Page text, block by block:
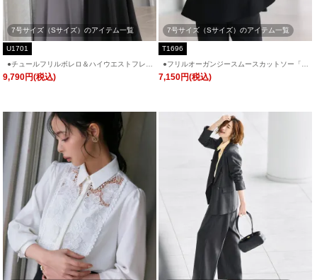
7号サイズ（Sサイズ）のアイテム一覧
U1701
●チュールフリルボレロ＆ハイウエストフレア
ドレス「U1701」/ 結婚式・披露宴・二次会
9,790円(税込)
7号サイズ（Sサイズ）のアイテム一覧
T1696
●フリルオーガンジースムースカットソー「T
1696」/ 学校行事・通勤・ビジネス・オフィ
7,150円(税込)